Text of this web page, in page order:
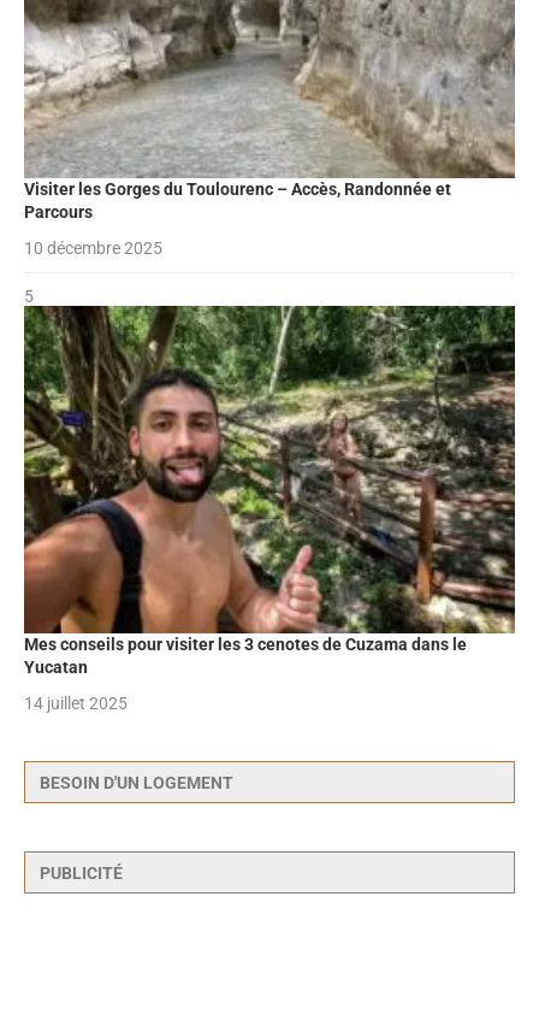
Visiter les Gorges du Toulourenc – Accès, Randonnée et
Parcours
10 décembre 2025
5
Mes conseils pour visiter les 3 cenotes de Cuzama dans le
Yucatan
14 juillet 2025
BESOIN D'UN LOGEMENT
PUBLICITÉ